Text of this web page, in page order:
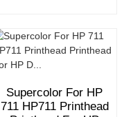
Supercolor For HP
711 HP711 Printhead